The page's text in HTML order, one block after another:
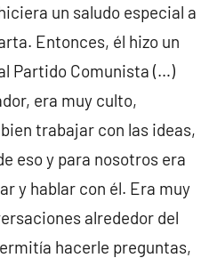
un saludo especial a
Entonces, él hizo un
Partido Comunista (…)
era muy culto,
trabajar con las ideas,
eso y para nosotros era
y hablar con él. Era muy
alrededor del
hacerle preguntas,